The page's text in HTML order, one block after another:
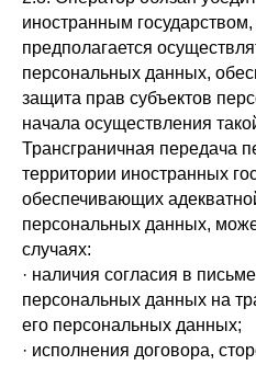
иностранным
предполагается
персональных данных,
защита прав субъектов
начала осуществления
Трансграничная передача
территории иностранных
обеспечивающих
персональных данных,
случаях:
· наличия согласия в
персональных данных на
его персональных данных;
· исполнения договора,